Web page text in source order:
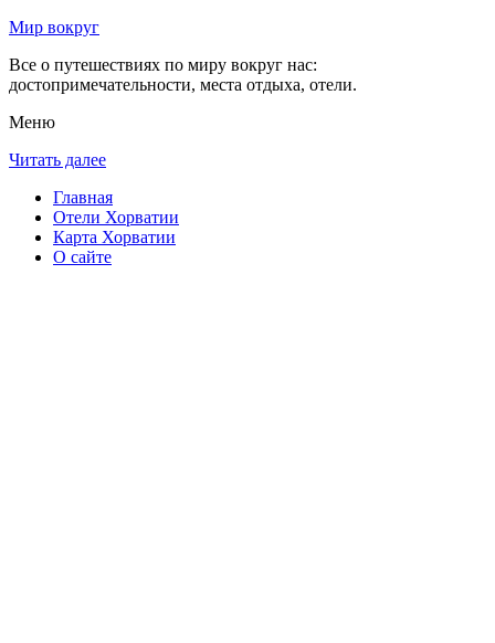
Мир вокруг
Все о путешествиях по миру вокруг нас:
достопримечательности, места отдыха, отели.
Меню
Читать далее
Главная
Отели Хорватии
Карта Хорватии
О сайте